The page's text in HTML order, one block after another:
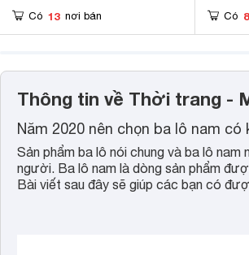
Có 13 nơi bán Có 8
Thông tin về Thời trang -
Năm 2020 nên chọn ba lô nam
Sản phẩm ba lô nói chung và ba lô
người. Ba lô nam là dòng sản phẩm
Bài viết sau đây sẽ giúp các bạn có